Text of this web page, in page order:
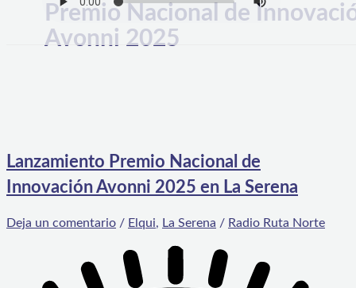
Premio Nacional de
Avonni 2025
Lanzamiento Premio Nacional de
Innovación Avonni 2025 en La Serena
Deja un comentario / Elqui, La Serena / Radio Ruta Norte